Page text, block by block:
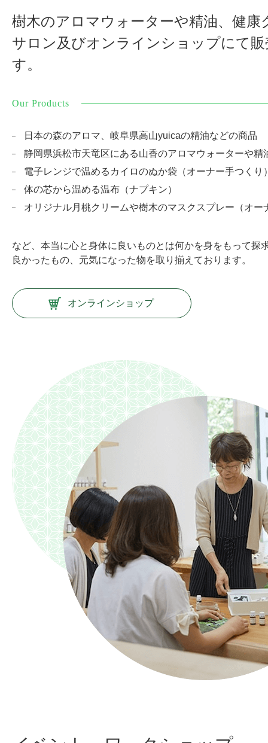
樹木のアロマウォーターや精油、 健康
サロン及びオンラインショップにて
す。
Our Products
日本の森のアロマ、岐阜県高山yuicaの精油などの商品
静岡県浜松市天竜区にある山香のアロマウォーターや精
電子レンジで温めるカイロのぬか袋（オーナー手つくり
体の芯から温める温布（ナプキン）
オリジナル月桃クリームや樹木のマスクスプレー （オ
など、本当に心と身体に良いものとは何かを身をもって探
良かったもの、元気になった物を取り揃えております。
オンラインショップ